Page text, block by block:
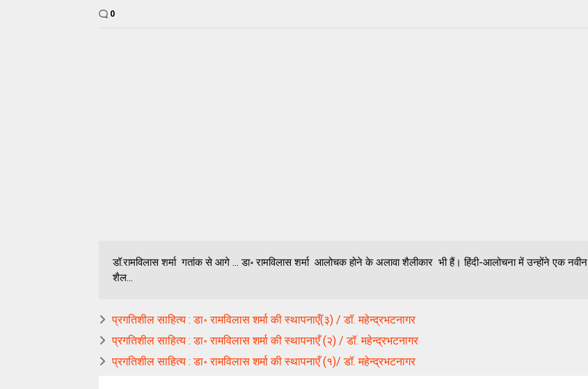
0
डॉ.रामविलास शर्मा गतांक से आगे ... डा॰ रामविलास शर्मा आलोचक होने के अलावा शैलीकार भी हैं। हिंदी-आलोचना में उन्होंने एक नवीन
शैल...
प्रगतिशील साहित्य : डा॰ रामविलास शर्मा की स्थापनाएँ(३) / डॉ. महेन्द्रभटनागर
प्रगतिशील साहित्य : डा॰ रामविलास शर्मा की स्थापनाएँ (२) / डॉ. महेन्द्रभटनागर
प्रगतिशील साहित्य : डा॰ रामविलास शर्मा की स्थापनाएँ (१)/ डॉ. महेन्द्रभटनागर